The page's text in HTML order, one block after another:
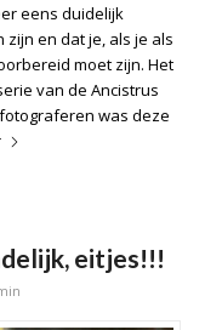
eens duidelijk
en dat je, als je als
moet zijn. Het
van de Ancistrus
was deze
eitjes!!!